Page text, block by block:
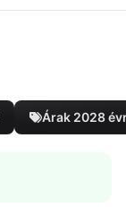
Árak 2028